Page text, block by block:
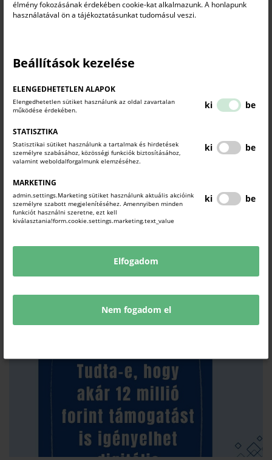
élmény fokozásának érdekében cookie-kat alkalmazunk. A honlapunk
használatával ön a tájékoztatásunkat tudomásul veszi.
Beállítások kezelése
ELENGEDHETETLEN ALAPOK
Elengedhetetlen sütiket használunk az oldal zavartalan
működése érdekében.
ki be
STATISZTIKA
Statisztikai sütiket használunk a tartalmak és hirdetések
személyre szabásához, közösségi funkciók biztosításához,
valamint weboldalforgalmunk elemzéséhez.
ki be
MARKETING
admin.settings.Marketing sütiket használunk aktuális akcióink
személyre szabott megjelenítéséhez. Amennyiben minden
funkciót használni szeretne, ezt kell
kiválasztania!form.cookie.settings.marketing.text_value
ki be
Elfogadom
Nem fogadom el
aDigitalTourBoost - A turisztikai kisvállalatok tuning műhelye projekt, amelyet a
Turisztikai és Vendéglátó Munkaadók Országos Szövetsége (VIMOSZ)
Az utóbbi húsz év legkedvezőbb digitalizációs pályázata
vállalkozásoknak
Harmincmilliárd forintos keretből, 3-12 millió forint vissza nem térítendő
támogatást kaphatnak, 90 százalékos támogatási intenzitás mellett mikro- és
A DIMOP Plusz program kibővített második körében az egész ország pályázhat,
a későbbiekben Budapest is bekapcsolódik.